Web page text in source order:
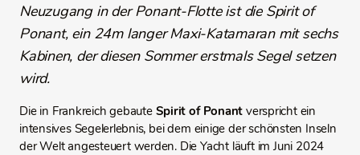
Neuzugang in der Ponant-Flotte ist die Spirit of
Ponant, ein 24m langer Maxi-Katamaran mit sechs
Kabinen, der diesen Sommer erstmals Segel setzen
wird.
Die in Frankreich gebaute Spirit of Ponant verspricht ein
intensives Segelerlebnis, bei dem einige der schönsten Inseln
der Welt angesteuert werden. Die Yacht läuft im Juni 2024